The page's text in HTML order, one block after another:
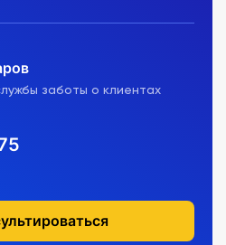
заботы о клиентах